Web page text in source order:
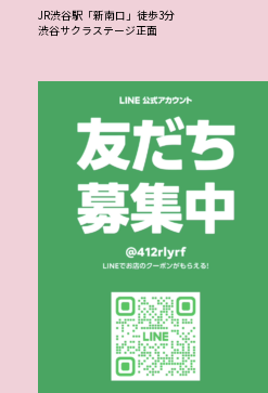
JR渋谷駅「新南口」徒歩3分
渋谷サクラステージ正面